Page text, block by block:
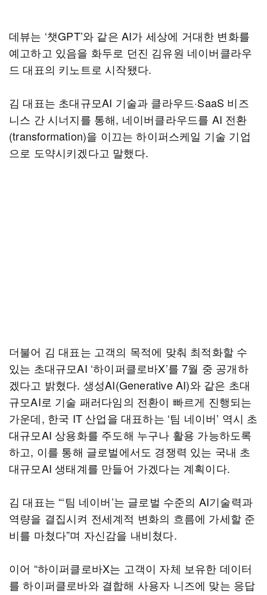
데뷰는 ‘챗GPT’와 같은 AI가 세상에 거대한 변화를
예고하고 있음을 화두로 던진 김유원 네이버클라우
드 대표의 키노트로 시작됐다.
김 대표는 초대규모AI 기술과 클라우드·SaaS 비즈
니스 간 시너지를 통해, 네이버클라우드를 AI 전환
(transformation)을 이끄는 하이퍼스케일 기술 기업
으로 도약시키겠다고 말했다.
더불어 김 대표는 고객의 목적에 맞춰 최적화할 수
있는 초대규모AI ‘하이퍼클로바X’를 7월 중 공개하
겠다고 밝혔다. 생성AI(Generative AI)와 같은 초대
규모AI로 기술 패러다임의 전환이 빠르게 진행되는
가운데, 한국 IT 산업을 대표하는 ‘팀 네이버’ 역시 초
대규모AI 상용화를 주도해 누구나 활용 가능하도록
하고, 이를 통해 글로벌에서도 경쟁력 있는 국내 초
대규모AI 생태계를 만들어 가겠다는 계획이다.
김 대표는 “‘팀 네이버’는 글로벌 수준의 AI기술력과
역량을 결집시켜 전세계적 변화의 흐름에 가세할 준
비를 마쳤다”며 자신감을 내비쳤다.
이어 “하이퍼클로바X는 고객이 자체 보유한 데이터
를 하이퍼클로바와 결합해 사용자 니즈에 맞는 응답